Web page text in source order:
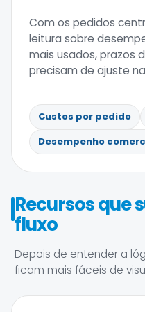
Com os pedidos
leitura sobre
mais usados, prazos
precisam de ajuste
Custos por pedido
Desempenho
Recursos que
fluxo
Depois de entender a
ficam mais fáceis de